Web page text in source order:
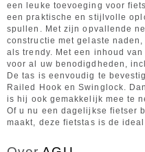
een leuke toevoeging voor
een praktische en stijlvolle
spullen. Met zijn opvallende
constructie met gelaste
als trendy. Met een inhoud
voor al uw benodigdheden,
De tas is eenvoudig te
Railed Hook en Swinglock.
is hij ook gemakkelijk mee te
Of u nu een dagelijkse fietser
maakt, deze fietstas is de